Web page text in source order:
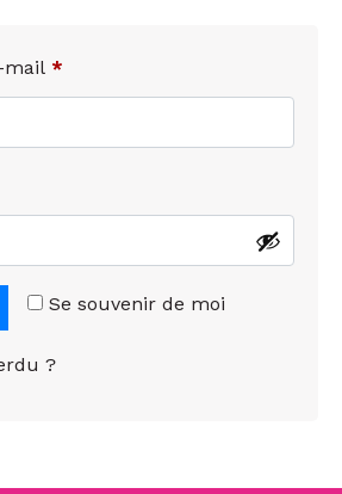
mail *
Se souvenir de moi
?